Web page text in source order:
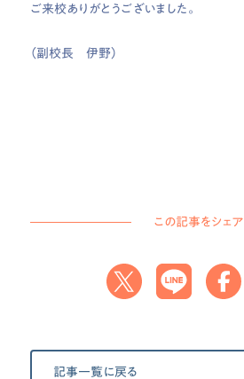
ご来校ありがとうございました。
（副校長 伊野）
この記事をシェア
記事一覧に戻る